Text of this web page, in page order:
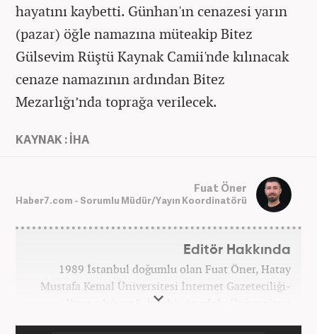
hayatını kaybetti. Günhan'ın cenazesi yarın
(pazar) öğle namazına müteakip Bitez
Gülsevim Rüştü Kaynak Camii'nde kılınacak
cenaze namazının ardından Bitez
Mezarlığı’nda toprağa verilecek.
KAYNAK : İHA
Fuat Öner
Haber7.com - Sorumlu Müdür/Yayın Koordinatörü
Editör Hakkında
1989 İstanbul doğumlu olan Fuat Öner, Hatay
Mustafa Kemal Üniversitesi İnternet Gazeteciliği-
Yayıncılığı ve Eskişehir Anadolu Üniversitesi